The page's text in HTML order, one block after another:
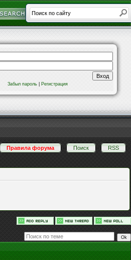
Забыл пароль| Регистрация
Правила форума · Поиск · RSS